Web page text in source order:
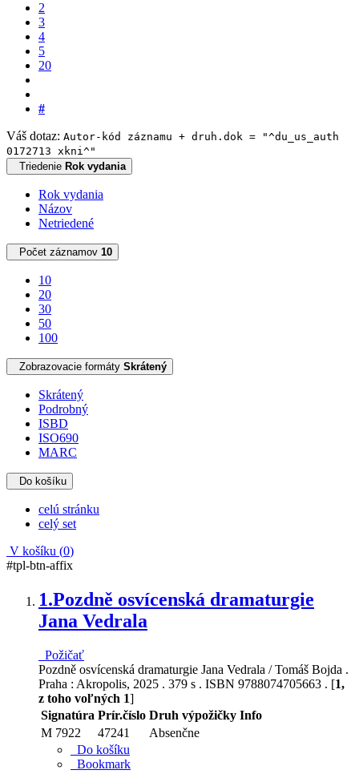
2
3
4
5
20
#
Váš dotaz: Autor-kód záznamu + druh.dok = "^du_us_auth
0172713 xkni^"
Triedenie Rok vydania
Rok vydania
Názov
Netriedené
Počet záznamov 10
10
20
30
50
100
Zobrazovacie formáty Skrátený
Skrátený
Podrobný
ISBD
ISO690
MARC
Do košíku
celú stránku
celý set
V košíku (0)
#tpl-btn-affix
1.Pozdně osvícenská dramaturgie
Jana Vedrala
Požičať
Pozdně osvícenská dramaturgie Jana Vedrala / Tomáš Bojda .
Praha : Akropolis, 2025 . 379 s . ISBN 9788074705663 . [1,
z toho voľných 1]
Signatúra Prír.číslo Druh výpožičky Info
M 7922
47241
Absenčne
Do košíku
Bookmark